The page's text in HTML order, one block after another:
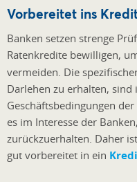
Vorbereitet ins
Banken setzen strenge
Ratenkredite bewilligen,
vermeiden. Die
Darlehen zu erhalten, sind
Geschäftsbedingungen
es im Interesse der
zurückzuerhalten. Daher
gut vorbereitet in ein